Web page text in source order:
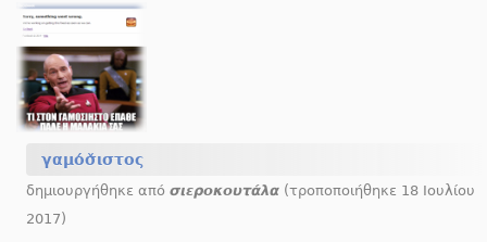
γαμόσ̌ιστος
δημιουργήθηκε απόσιεροκουτάλα (τροποποιήθηκε 18 Ιουλίου
2017)